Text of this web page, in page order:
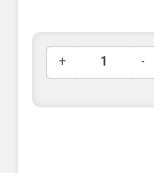
-
+